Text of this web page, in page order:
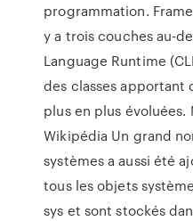
programmation.
y a trois couches au-
Language Runtime
des classes
plus en plus évoluées.
Wikipédia Un grand
systèmes a aussi été
tous les objets
sys et sont stockés